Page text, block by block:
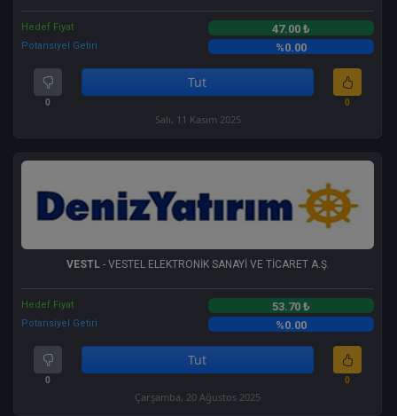
Hedef Fiyat 47.00 ₺
Potansiyel Getiri %0.00
0
Tut
0
Salı, 11 Kasım 2025
VESTL- VESTEL ELEKTRONİK SANAYİ VE TİCARET A.Ş.
Hedef Fiyat 53.70 ₺
Potansiyel Getiri %0.00
0
Tut
0
Çarşamba, 20 Ağustos 2025